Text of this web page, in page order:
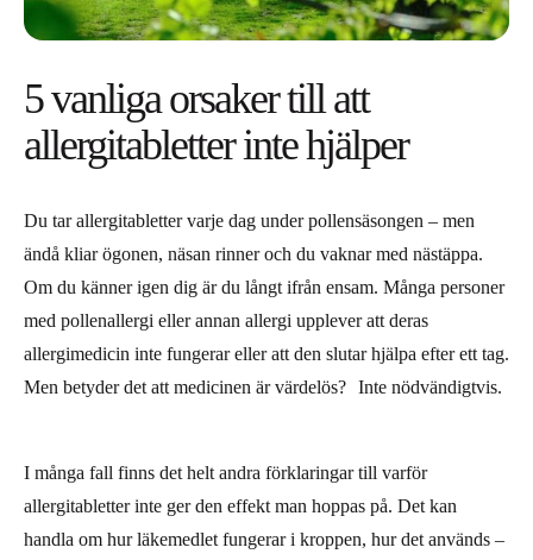
5 vanliga orsaker till att
allergitabletter inte hjälper
Du tar allergitabletter varje dag under pollensäsongen – men
ändå kliar ögonen, näsan rinner och du vaknar med nästäppa.
Om du känner igen dig är du långt ifrån ensam. Många personer
med pollenallergi eller annan allergi upplever att deras
allergimedicin inte fungerar eller att den slutar hjälpa efter ett tag.
Men betyder det att medicinen är värdelös? Inte nödvändigtvis.
I många fall finns det helt andra förklaringar till varför
allergitabletter inte ger den effekt man hoppas på. Det kan
handla om hur läkemedlet fungerar i kroppen, hur det används –